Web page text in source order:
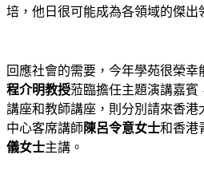
培，他日很可能成為各領域的傑出
回應社會的需要，今年學苑很榮
程介明教授蒞臨擔任主題演講嘉賓
講座和教師講座，則分別請來香
中心客席講師 陳呂令意女士和香港
儀女士主講。